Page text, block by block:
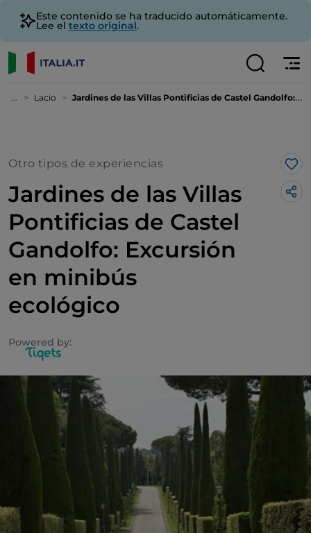
Este contenido se ha traducido automáticamente.
Lee el texto original.
... Lacio Jardines de las Villas Pontificias de Castel Gandolfo: Excursión en minibús ecológico
Otro tipos de experiencias
Jardines de las Villas
Pontificias de Castel
Gandolfo: Excursión
en minibús
ecológico
Powered by:
Me